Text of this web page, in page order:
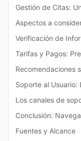
Gestión de Citas:
Aspectos a
Verificación de
Tarifas y Pagos:
Recomendaciones
Soporte al Usuario:
Los canales de
Conclusión:
Fuentes y Alcance